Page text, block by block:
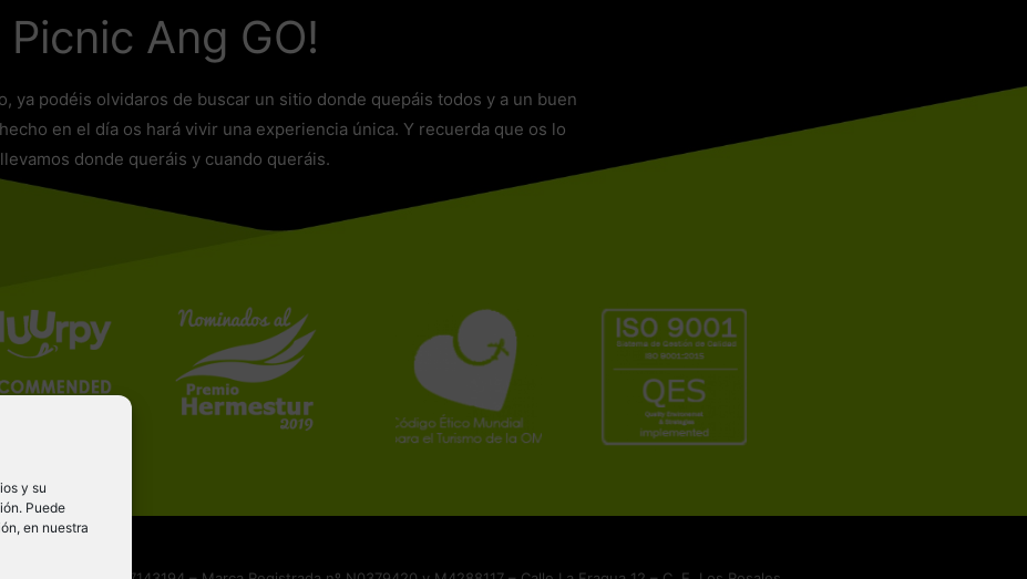
y su
Puede
en nuestra
Picnic Ang GO!
ya podéis olvidaros de buscar un sitio donde quepáis todos y a un buen
en el día os hará vivir una experiencia única. Y recuerda que os lo
llevamos donde queráis y cuando queráis.